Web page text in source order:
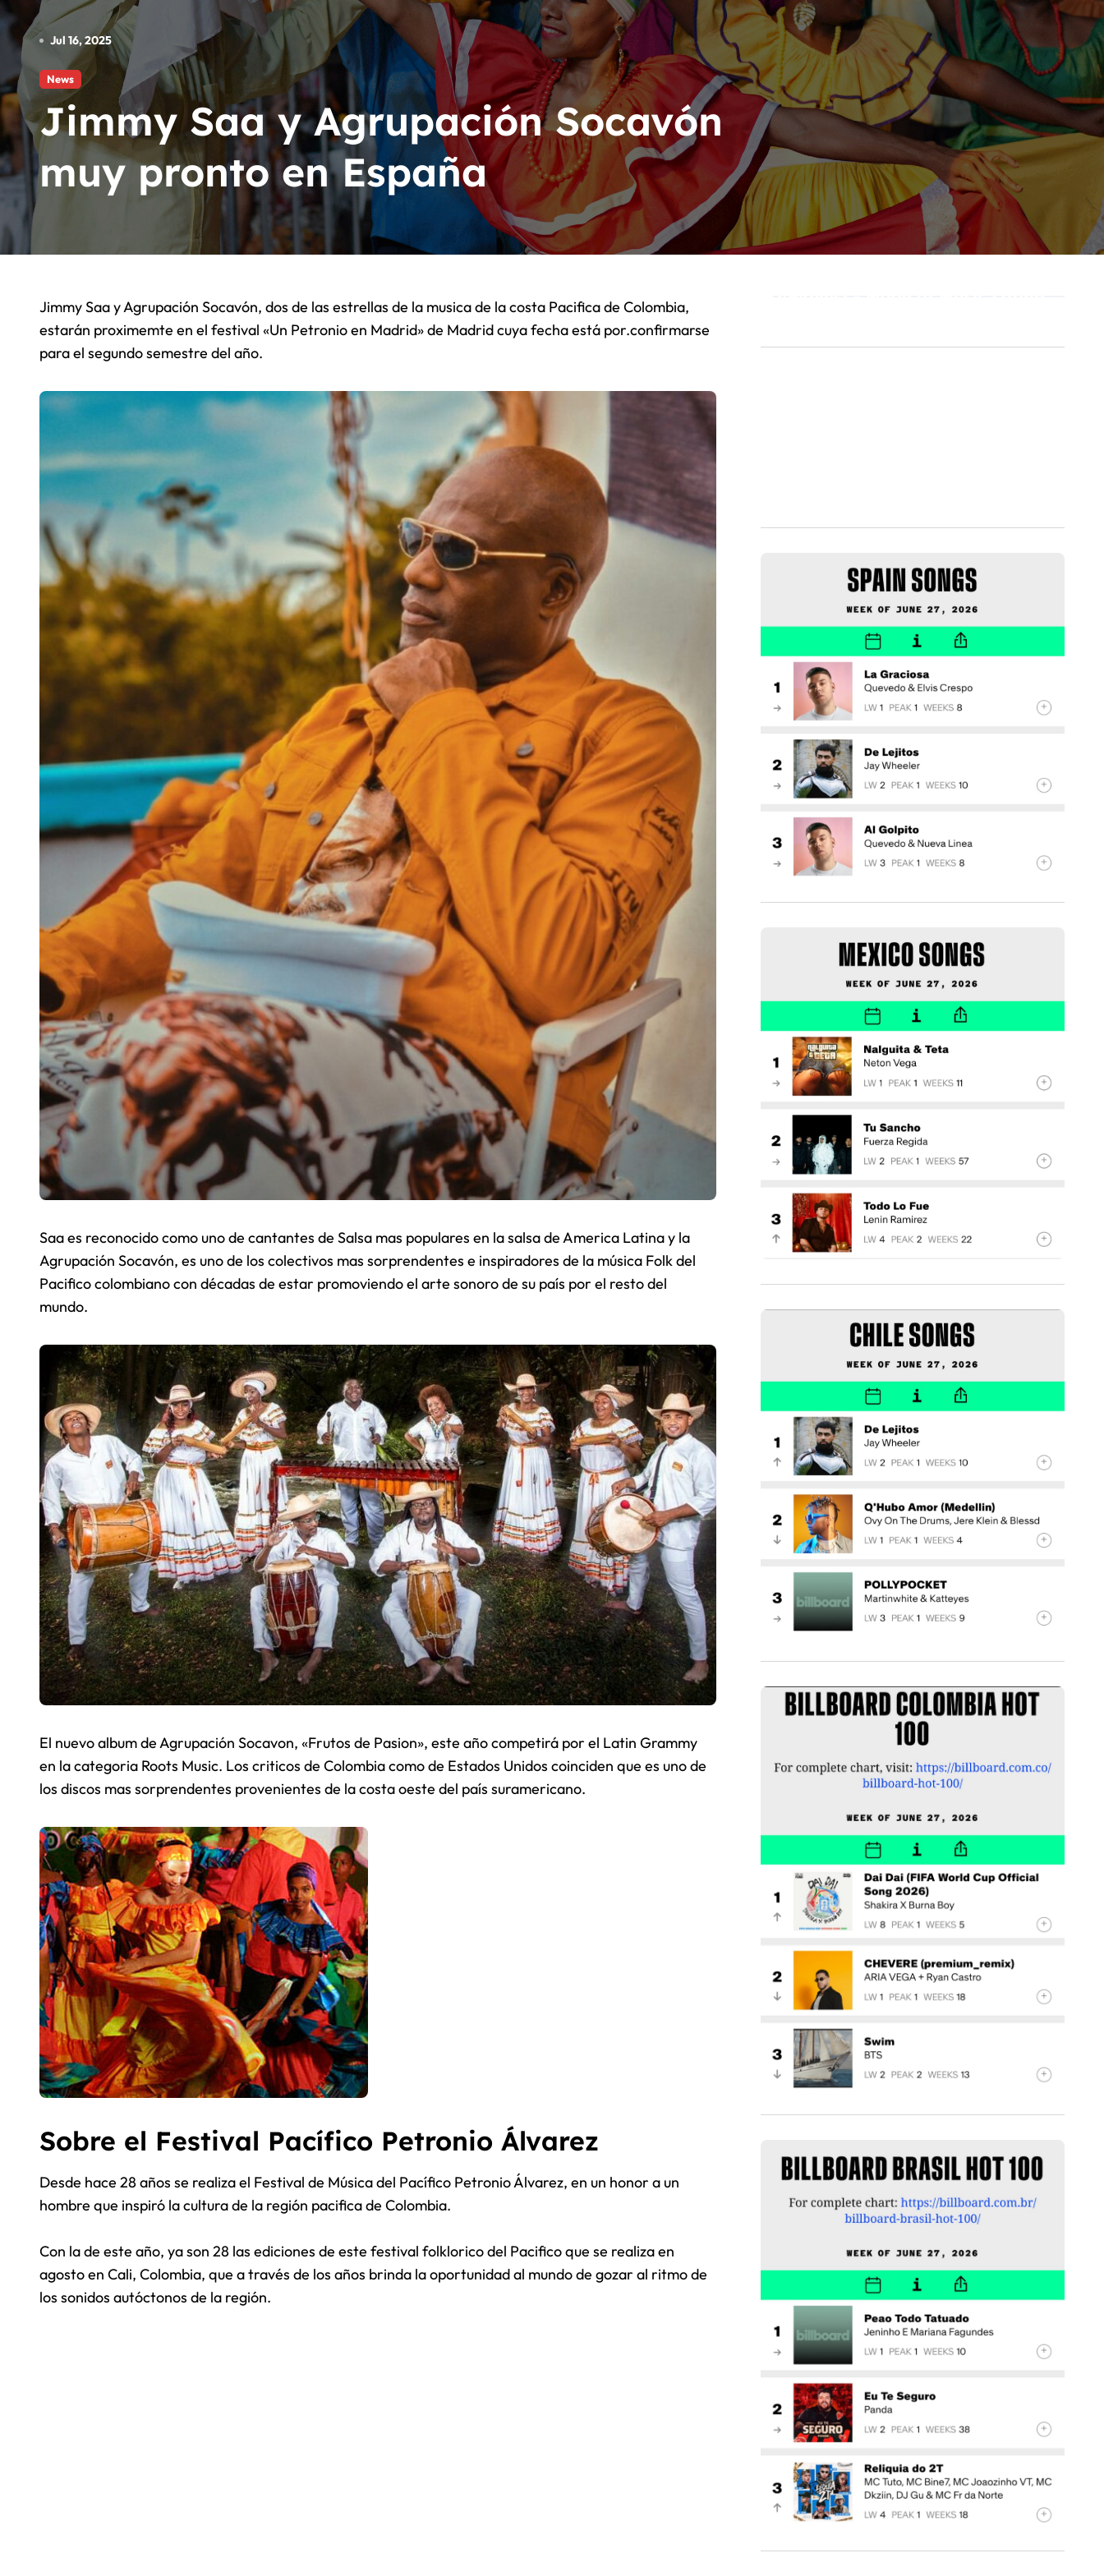
Billboard dice que Olivia Rodrigo tiene la mejor canción de lo que va del 2026. Se llama “The Cure”
Billboard: Los 50 mejores albumes de lo que va del 2026
Nuevo álbum de Madonna «Confessions II».
Jul 16, 2025
News
Jimmy Saa y Agrupación Socavón
muy pronto en España
Jimmy Saa y Agrupación Socavón, dos de las estrellas de la musica de la costa Pacifica de Colombia,
estarán proximemte en el festival «Un Petronio en Madrid» de Madrid cuya fecha está por.confirmarse
para el segundo semestre del año.
Saa es reconocido como uno de cantantes de Salsa mas populares en la salsa de America Latina y la
Agrupación Socavón, es uno de los colectivos mas sorprendentes e inspiradores de la música Folk del
Pacifico colombiano con décadas de estar promoviendo el arte sonoro de su país por el resto del
mundo.
El nuevo album de Agrupación Socavon, «Frutos de Pasion», este año competirá por el Latin Grammy
en la categoria Roots Music. Los criticos de Colombia como de Estados Unidos coinciden que es uno de
los discos mas sorprendentes provenientes de la costa oeste del país suramericano.
Sobre el Festival Pacífico Petronio Álvarez
Desde hace 28 años se realiza el Festival de Música del Pacífico Petronio Álvarez, en un honor a un
hombre que inspiró la cultura de la región pacifica de Colombia.
Con la de este año, ya son 28 las ediciones de este festival folklorico del Pacifico que se realiza en
agosto en Cali, Colombia, que a través de los años brinda la oportunidad al mundo de gozar al ritmo de
los sonidos autóctonos de la región.